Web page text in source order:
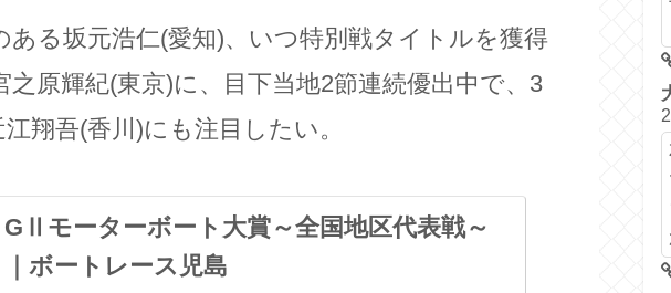
ある坂元浩仁(愛知)、いつ特別戦タイトルを獲得
原輝紀(東京)に、目下当地2節連続優出中で、3
翔吾(香川)にも注目したい。
GⅡモーターボート大賞～全国地区代表戦～
｜ボートレース児島